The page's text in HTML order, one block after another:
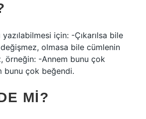
için: -Çıkarılsa bile
olmasa bile cümlenin
örneğin: -Annem bunu çok
bunu çok beğendi.
MI?